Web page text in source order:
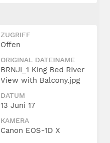
ZUGRIFF
Offen
ORIGINAL DATEINAME
BRNJI_1 King Bed River
View with Balcony.jpg
DATUM
13 Juni 17
KAMERA
Canon EOS-1D X